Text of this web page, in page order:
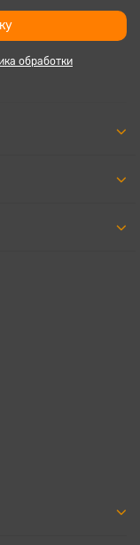
обработки